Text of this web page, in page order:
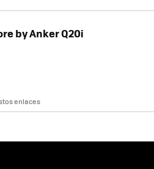
by Anker Q20i
enlaces